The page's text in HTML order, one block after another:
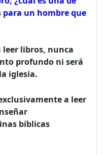
un hombre que
libros, nunca
profundo ni será
iglesia.
a leer
bíblicas